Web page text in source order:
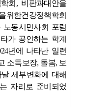
회 , 비판과대안을
위한건강정책학회
동시민사회 포럼
가 공인하는 학계
년에 나타난 일련
소득보장, 돌봄, 보
세부변화에 대해
자리로 준비되었